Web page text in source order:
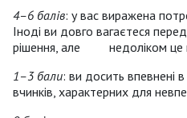
4–6 балів: у вас виражена
Іноді ви довго вагаєтеся
рішення, але недоліком це
1–3 бали: ви досить впевнені в
вчинків, характерних для